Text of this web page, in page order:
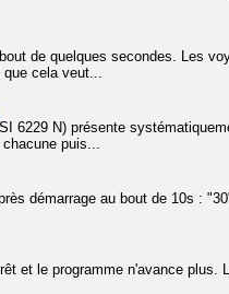
de quelques secondes. Les
cela veut...
6229 N) présente
puis...
démarrage au bout de 10s :
et le programme n'avance plus.